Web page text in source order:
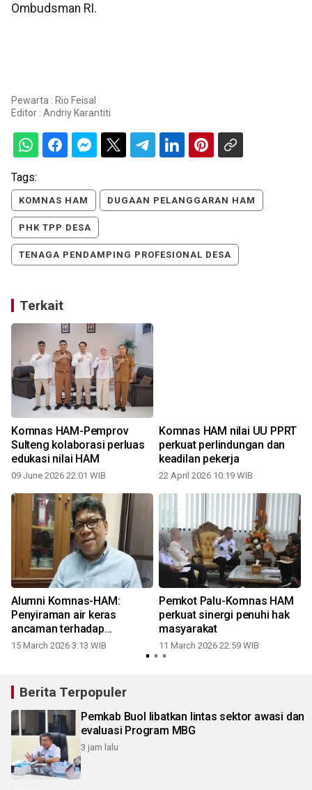
Ombudsman RI.
Pewarta : Rio Feisal
Editor : Andriy Karantiti
Tags:
KOMNAS HAM DUGAAN PELANGGARAN HAM
PHK TPP DESA
TENAGA PENDAMPING PROFESIONAL DESA
Terkait
Komnas HAM-Pemprov
Sulteng kolaborasi perluas
edukasi nilai HAM
09 June 2026 22:01 WIB
Komnas HAM nilai UU PPRT
perkuat perlindungan dan
keadilan pekerja
22 April 2026 10:19 WIB
Alumni Komnas-HAM:
Penyiraman air keras
ancaman terhadap
demokrasi
15 March 2026 3:13 WIB
Pemkot Palu-Komnas HAM
perkuat sinergi penuhi hak
masyarakat
11 March 2026 22:59 WIB
Berita Terpopuler
Pemkab Buol libatkan lintas sektor awasi dan
evaluasi Program MBG
3 jam lalu